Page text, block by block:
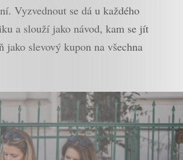
Vyzvednout se dá u každého
a slouží jako návod, kam se jít
jako slevový kupon na všechna